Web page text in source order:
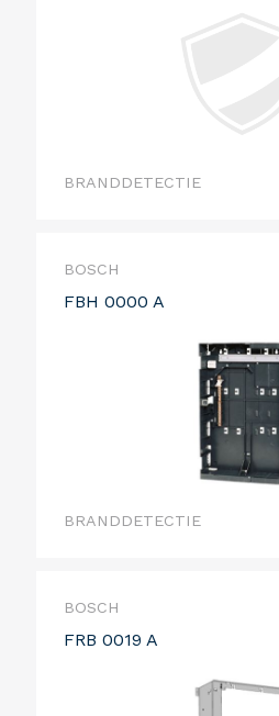
BRANDDETECTIE
BOSCH
FBH 0000 A
BRANDDETECTIE
BOSCH
FRB 0019 A